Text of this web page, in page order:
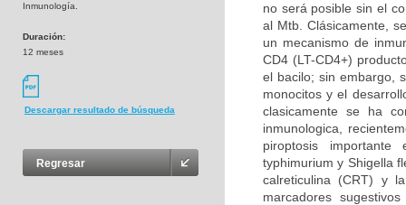
Inmunología.
Duración:
12 meses
Descargar resultado de búsqueda
Regresar
no será posible sin el
al Mtb. Clásicamente,
un mecanismo de
CD4 (LT-CD4+)
el bacilo; sin embargo,
monocitos y el
clasicamente se ha
inmunologica,
piroptosis
typhimurium y Shigella
calreticulina (CRT) y
marcadores